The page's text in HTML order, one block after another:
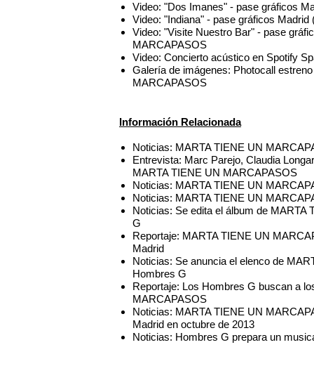
Video: "Dos Imanes" - pase gráficos
Video: "Indiana" - pase gráficos
Video: "Visite Nuestro Bar" - pase
MARCAPASOS
Video: Concierto acústico en Spotify
Galería de imágenes: Photocall
MARCAPASOS
Información Relacionada
Noticias: MARTA TIENE UN
Entrevista: Marc Parejo, Claudia
MARTA TIENE UN MARCAPASOS
Noticias: MARTA TIENE UN
Noticias: MARTA TIENE UN
Noticias: Se edita el álbum de
G
Reportaje: MARTA TIENE UN
Madrid
Noticias: Se anuncia el elenco de
Hombres G
Reportaje: Los Hombres G buscan a
MARCAPASOS
Noticias: MARTA TIENE UN
Madrid en octubre de 2013
Noticias: Hombres G prepara un